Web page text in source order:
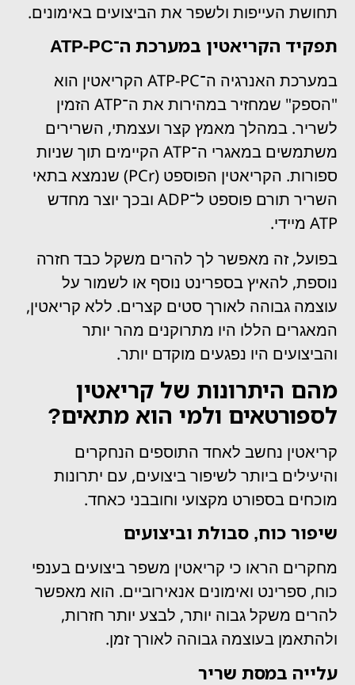
תחושת העייפות ולשפר את הביצועים באימונים.
תפקיד הקריאטין במערכת ה־ATP-PC
במערכת האנרגיה ה־ATP-PC הקריאטין הוא
"הספק" שמחזיר במהירות את ה־ATP הזמין
לשריר. במהלך מאמץ קצר ועצמתי, השרירים
משתמשים במאגרי ה־ATP הקיימים תוך שניות
ספורות. הקריאטין הפוספט (PCr) שנמצא בתאי
השריר תורם פוספט ל־ADP ובכך יוצר מחדש
ATP מיידי.
בפועל, זה מאפשר לך להרים משקל כבד חזרה
נוספת, להאיץ בספרינט נוסף או לשמור על
עוצמה גבוהה לאורך סטים קצרים. ללא קריאטין,
המאגרים הללו היו מתרוקנים מהר יותר
והביצועים היו נפגעים מוקדם יותר.
מהם היתרונות של קריאטין
לספורטאים ולמי הוא מתאים?
קריאטין נחשב לאחד התוספים הנחקרים
והיעילים ביותר לשיפור ביצועים, עם יתרונות
מוכחים בספורט מקצועי וחובבני כאחד.
שיפור כוח, סבולת וביצועים
מחקרים הראו כי קריאטין משפר ביצועים בענפי
כוח, ספרינט ואימונים אנאירוביים. הוא מאפשר
להרים משקל גבוה יותר, לבצע יותר חזרות,
ולהתאמן בעוצמה גבוהה לאורך זמן.
עלייה במסת שריר